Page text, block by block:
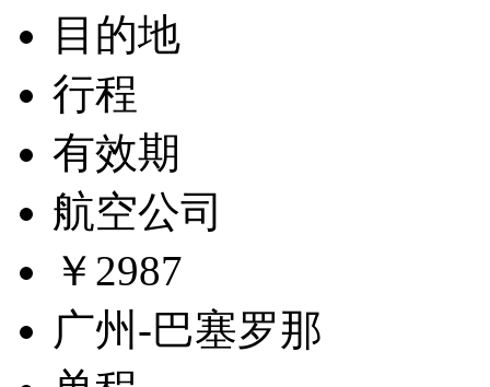
目的地
行程
有效期
航空公司
￥2987
广州-巴塞罗那